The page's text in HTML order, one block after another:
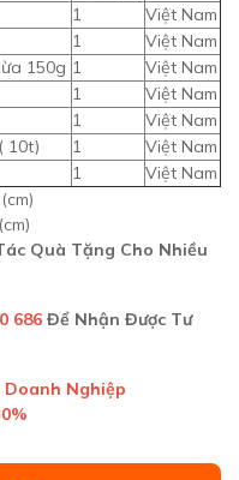
1
Việt Nam
1
Việt Nam
150g 1
Việt Nam
1
Việt Nam
1
Việt Nam
10t) 1
Việt Nam
1
Việt Nam
Quà Tặng Cho Nhiều
686 Để Nhận Được Tư
Doanh Nghiệp